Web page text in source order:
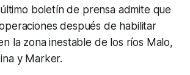
boletín de prensa admite que
después de habilitar
la zona inestable de los ríos Malo,
y Marker.